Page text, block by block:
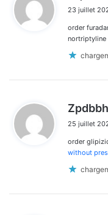
t
:
23 juillet
order
nortriptyline
Zpdbbh
25 juillet
order
without